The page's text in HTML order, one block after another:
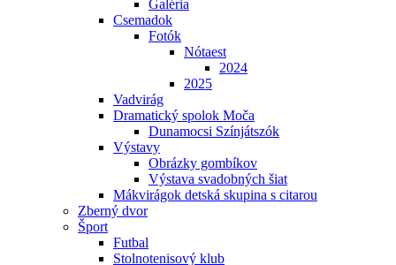
Galéria
Csemadok
Fotók
Nótaest
2024
2025
Vadvirág
Dramatický spolok Moča
Dunamocsi Színjátszók
Výstavy
Obrázky gombíkov
Výstava svadobných šiat
Mákvirágok detská skupina s citarou
Zberný dvor
Šport
Futbal
Stolnotenisový klub